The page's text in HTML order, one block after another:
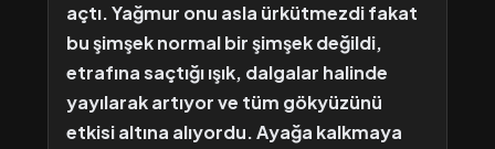
açtı. Yağmur onu asla ürkütmezdi fakat
bu şimşek normal bir şimşek değildi,
etrafına saçtığı ışık, dalgalar halinde
yayılarak artıyor ve tüm gökyüzünü
etkisi altına alıyordu.Ayağa kalkmaya